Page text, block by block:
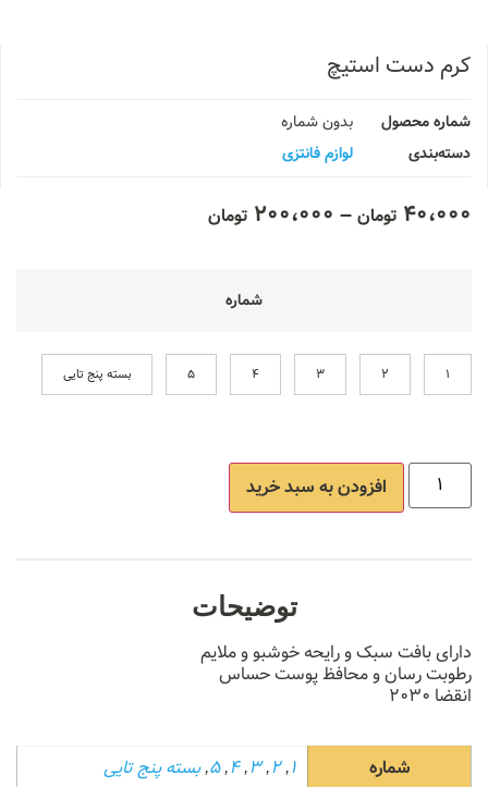
کرم دست استیچ
شماره محصول
بدون شماره
دسته‌بندی
لوازم فانتزی
40،000 تومان – 200،000 تومان
شماره
1
2
3
4
5 بسته پنج تایی
افزودن به سبد خرید
توضیحات
دارای بافت سبک و رایحه خوشبو و ملایم
رطوبت رسان و محافظ پوست حساس
انقضا ۲۰۳۰
شماره 1
,
2
,
3
,
4
,
5
,بسته پنج تایی